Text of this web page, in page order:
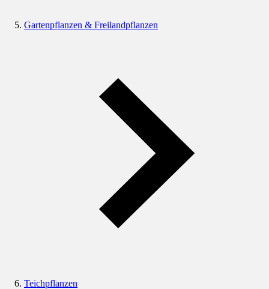
Gartenpflanzen & Freilandpflanzen
Teichpflanzen